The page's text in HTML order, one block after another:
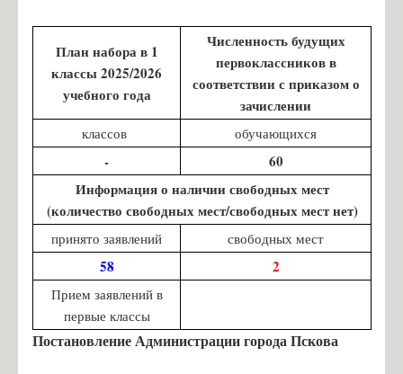
План набора в 1
классы 2025/2026
учебного года
Численность будущих
первоклассников в
соответствии с приказом о
зачислении
классов обучающихся
-
60
Информация о наличии свободных мест
(количество свободных мест/свободных мест нет)
принято заявлений свободных мест
58 2
Прием заявлений в
первые классы
Постановление Администрации города Пскова